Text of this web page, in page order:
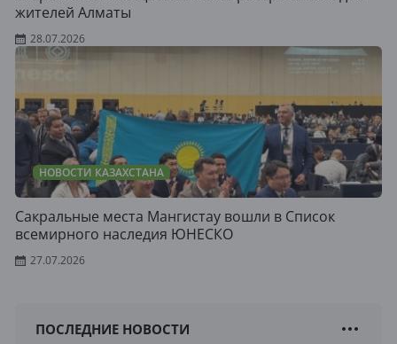
жителей Алматы
28.07.2026
НОВОСТИ КАЗАХСТАНА
Сакральные места Мангистау вошли в Список
всемирного наследия ЮНЕСКО
27.07.2026
ПОСЛЕДНИЕ НОВОСТИ